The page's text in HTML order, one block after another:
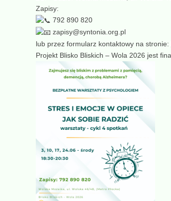
Zapisy:
792 890 820
zapisy@syntonia.org.pl
lub przez formularz kontaktowy na stronie:
Projekt Blisko Bliskich – Wola 2026 jest